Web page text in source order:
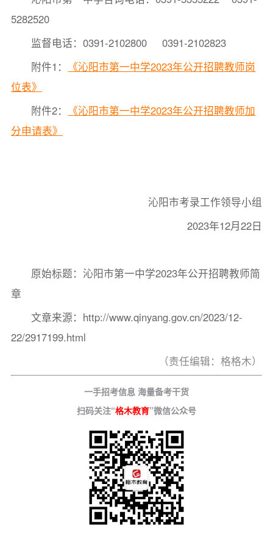
5282520
监督电话：0391-2102800 0391-2102823
附件1：
《沁阳市第一中学2023年公开招聘教师岗
位表》
附件2：
《沁阳市第一中学2023年公开招聘教师加
分申请表》
沁阳市考录工作领导小组
2023年12月22日
原始标题：沁阳市第一中学2023年公开招聘教师简
章
文章来源：http://www.qinyang.gov.cn/2023/12-
22/2917199.html
（责任编辑：格格木）
一手招考信息 海量备考干货
扫码关注“格木教育”微信公众号